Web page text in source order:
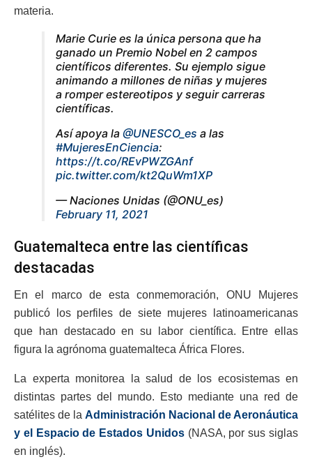
materia.
Marie Curie es la única persona que ha
ganado un Premio Nobel en 2 campos
científicos diferentes. Su ejemplo sigue
animando a millones de niñas y mujeres
a romper estereotipos y seguir carreras
científicas.
Así apoya la @UNESCO_es a las
#MujeresEnCiencia:
https://t.co/REvPWZGAnf
pic.twitter.com/kt2QuWm1XP
— Naciones Unidas (@ONU_es)
February 11, 2021
Guatemalteca entre las científicas
destacadas
En el marco de esta conmemoración, ONU Mujeres
publicó los perfiles de siete mujeres latinoamericanas
que han destacado en su labor científica. Entre ellas
figura la agrónoma guatemalteca África Flores.
La experta monitorea la salud de los ecosistemas en
distintas partes del mundo. Esto mediante una red de
satélites de la Administración Nacional de Aeronáutica
y el Espacio de Estados Unidos (NASA, por sus siglas
en inglés).